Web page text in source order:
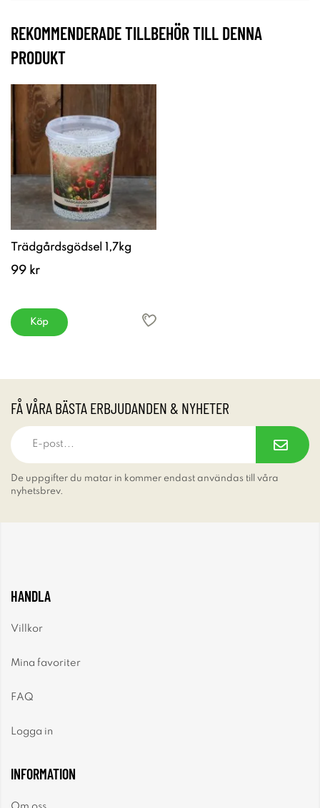
REKOMMENDERADE TILLBEHÖR TILL DENNA
PRODUKT
Trädgårdsgödsel 1,7kg
99 kr
Köp
FÅ VÅRA BÄSTA ERBJUDANDEN & NYHETER
De uppgifter du matar in kommer endast användas till våra
nyhetsbrev.
HANDLA
Villkor
Mina favoriter
FAQ
Logga in
INFORMATION